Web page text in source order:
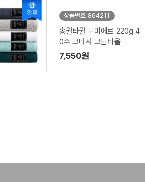
상품번호 864211
송월타월 루미에르 220g 4
0수 코마사 코튼타올
7,550원